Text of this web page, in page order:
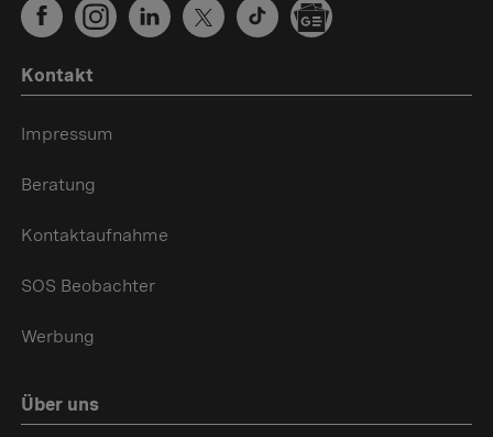
Kontakt
Impressum
Beratung
Kontaktaufnahme
SOS Beobachter
Werbung
Über uns